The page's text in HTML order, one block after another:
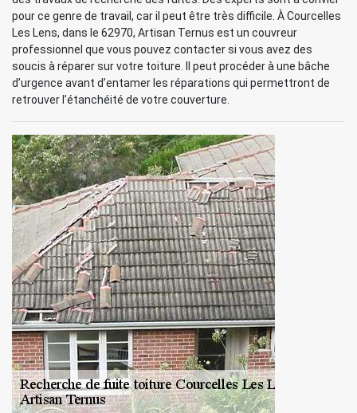
pour ce genre de travail, car il peut être très difficile. À Courcelles
Les Lens, dans le 62970, Artisan Ternus est un couvreur
professionnel que vous pouvez contacter si vous avez des
soucis à réparer sur votre toiture. Il peut procéder à une bâche
d’urgence avant d’entamer les réparations qui permettront de
retrouver l’étanchéité de votre couverture.